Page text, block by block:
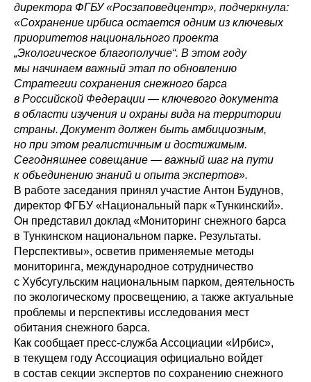
директора ФГБУ «Росзаповедцентр», подчеркнула:
«Сохранение ирбиса остается одним из ключевых
приоритетов национального проекта
„Экологическое благополучие“. В этом году
мы начинаем важный этап по обновлению
Стратегии сохранения снежного барса
в Российской Федерации — ключевого документа
в области изучения и охраны вида на территории
страны. Документ должен быть амбициозным,
но при этом реалистичным и достижимым.
Сегодняшнее совещание — важный шаг на пути
к объединению знаний и опыта экспертов».
В работе заседания принял участие Антон Будунов,
директор ФГБУ «Национальный парк «Тункинский».
Он представил доклад «Мониторинг снежного барса
в Тункинском национальном парке. Результаты.
Перспективы», осветив применяемые методы
мониторинга, международное сотрудничество
с Хубсугульским национальным парком, деятельность
по экологическому просвещению, а также актуальные
проблемы и перспективы исследования мест
обитания снежного барса.
Как сообщает пресс-служба Ассоциации «Ирбис»,
в текущем году Ассоциация официально войдет
в состав секции экспертов по сохранению снежного